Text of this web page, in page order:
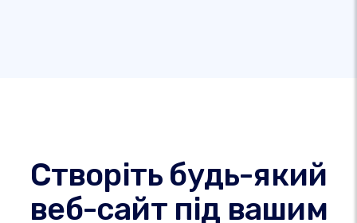
Створіть будь-який
веб-сайт під вашим